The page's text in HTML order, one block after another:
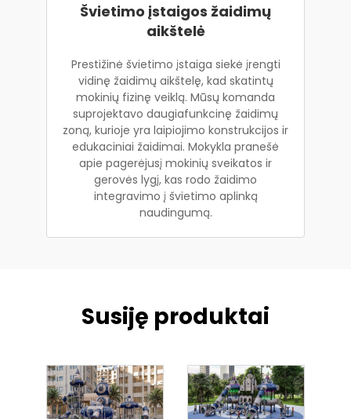
Švietimo įstaigos žaidimų
aikštelė
Prestižinė švietimo įstaiga siekė įrengti
vidinę žaidimų aikštelę, kad skatintų
mokinių fizinę veiklą. Mūsų komanda
suprojektavo daugiafunkcinę žaidimų
zoną, kurioje yra laipiojimo konstrukcijos ir
edukaciniai žaidimai. Mokykla pranešė
apie pagerėjusį mokinių sveikatos ir
gerovės lygį, kas rodo žaidimo
integravimo į švietimo aplinką
naudingumą.
Susiję produktai